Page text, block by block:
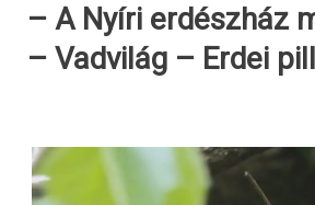
– A Nyíri erdészház
– Vadvilág – Erdei